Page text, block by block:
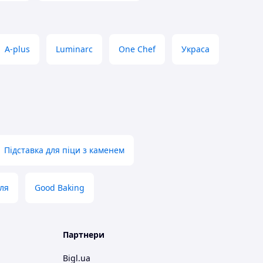
A-plus Luminarc One Chef Украса
Підставка для піци з каменем
Good Baking
Партнери
Bigl.ua